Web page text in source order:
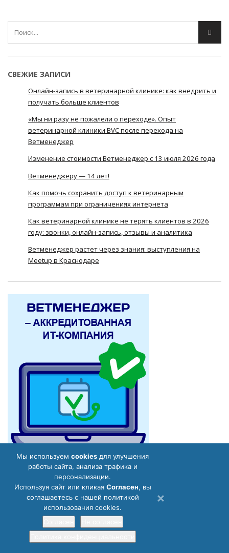
СВЕЖИЕ ЗАПИСИ
Онлайн-запись в ветеринарной клинике: как внедрить и
получать больше клиентов
«Мы ни разу не пожалели о переходе». Опыт
ветеринарной клиники BVC после перехода на
Ветменеджер
Изменение стоимости Ветменеджер с 13 июля 2026 года
Ветменеджеру — 14 лет!
Как помочь сохранить доступ к ветеринарным
программам при ограничениях интернета
Как ветеринарной клинике не терять клиентов в 2026
году: звонки, онлайн-запись, отзывы и аналитика
Ветменеджер растет через знания: выступления на
Meetup в Краснодаре
Мы используем cookies для улучшения
работы сайта, анализа трафика и
персонализации.
Используя сайт или кликая Cогласен, вы
соглашаетесь с нашей политикой
использования cookies.